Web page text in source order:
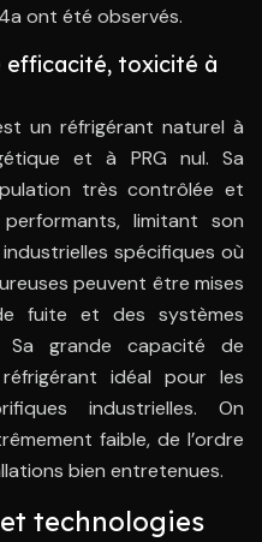
ont été observés.
efficacité, toxicité à
un réfrigérant naturel à
et à PRG nul. Sa
très contrôlée et
limitant son
spécifiques où
peuvent être mises
fuite et des systèmes
Sa grande capacité de
idéal pour les
industrielles. On
faible, de l’ordre
bien entretenues.
technologies